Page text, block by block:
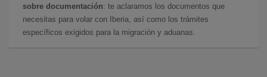
sobre documentación: te aclaramos los documentos que
necesitas para volar con Iberia, así como los trámites
específicos exigidos para la migración y aduanas.